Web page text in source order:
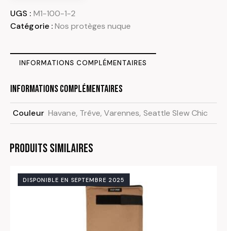
UGS : M1-100-1-2
Catégorie :Nos protèges nuque
INFORMATIONS COMPLÉMENTAIRES
Informations complémentaires
Couleur Havane, Trêve, Varennes, Seattle Slew Chic
Produits similaires
DISPONIBLE EN SEPTEMBRE 2025